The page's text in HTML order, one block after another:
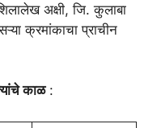
अक्षी, जि. कुलाबा
क्रमांकाचा प्राचीन
काळ: